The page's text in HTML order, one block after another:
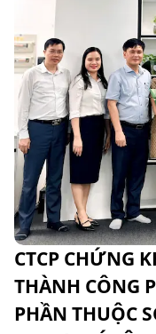
CTCP CHỨNG
THÀNH CÔNG
PHẦN THUỘC